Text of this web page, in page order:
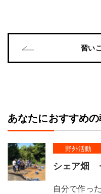
習い
あなたにおすすめ
野外活動
シェア畑
自分で作っ